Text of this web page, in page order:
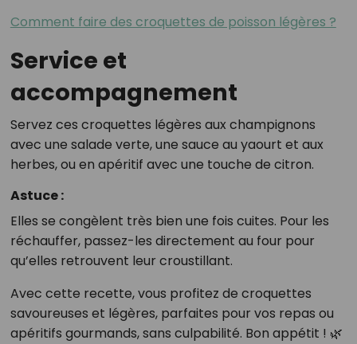
Comment faire des croquettes de poisson légères ?
Service et
accompagnement
Servez ces croquettes légères aux champignons
avec une salade verte, une sauce au yaourt et aux
herbes, ou en apéritif avec une touche de citron.
Astuce :
Elles se congèlent très bien une fois cuites. Pour les
réchauffer, passez-les directement au four pour
qu’elles retrouvent leur croustillant.
Avec cette recette, vous profitez de croquettes
savoureuses et légères, parfaites pour vos repas ou
apéritifs gourmands, sans culpabilité. Bon appétit ! 🌿